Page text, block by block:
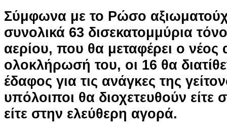
Σύμφωνα με το Ρώσο
συνολικά 63 δισεκατομμύρια
αερίου, που θα μεταφέρει ο
ολοκλήρωσή του, οι 16 θα
έδαφος για τις ανάγκες της
υπόλοιποι θα διοχετευθούν είτε
είτε στην ελεύθερη αγορά.